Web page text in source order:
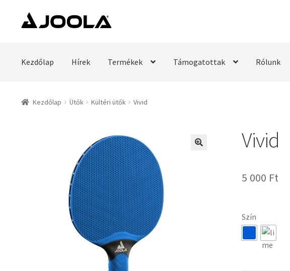
Ugrás
a
Kilépés
a
Kezdőlap Hírek Termékek Támogatottak Rólunk
Kezdőlap Ütők Kültéri ütők Vivid
Vivid
5 000 Ft
Szín